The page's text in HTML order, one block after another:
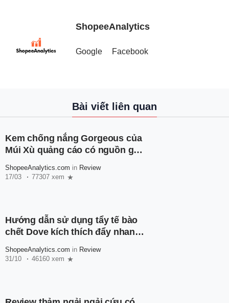
ShopeeAnalytics
Google Facebook
Bài viết liên quan
Kem chống nắng Gorgeous của
Múi Xù quảng cáo có nguồn gốc
ShopeeAnalytics.com in Review
17/03
77307 xem
Hướng dẫn sử dụng tẩy tế bào
chết Dove kích thích đẩy nhanh
ShopeeAnalytics.com in Review
31/10
46160 xem